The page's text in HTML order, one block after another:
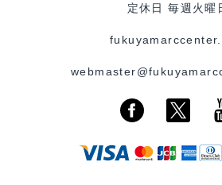
定休日 毎週火曜